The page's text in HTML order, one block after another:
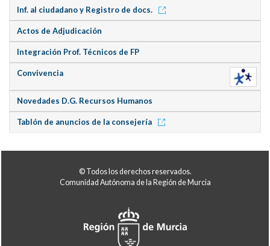
Inf. al ciudadano y Registro de docs.
Actos de Adjudicación
Integración Prof. Técnicos de FP
Convivencia
Novedades D.G. Recursos Humanos
Tablón de anuncios de la consejería
© Todos los derechos reservados.
Comunidad Autónoma de la Región de Murcia